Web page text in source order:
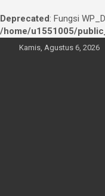
Deprecated: Fungsi
/home/u1551005/
Kamis, Agustus 6, 2026